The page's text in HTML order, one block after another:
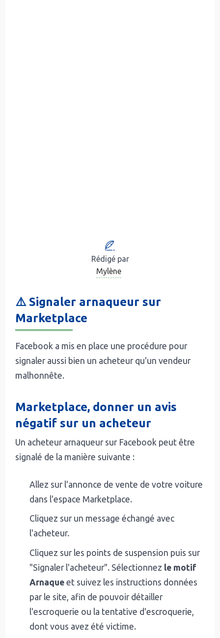
Rédigé par
Mylène
⚠️ Signaler arnaqueur sur
Marketplace
Facebook a mis en place une procédure pour
signaler aussi bien un acheteur qu'un vendeur
malhonnête.
Marketplace, donner un avis
négatif sur un acheteur
Un acheteur arnaqueur sur Facebook peut être
signalé de la manière suivante :
Allez sur l'annonce de vente de votre voiture
dans l'espace Marketplace.
Cliquez sur un message échangé avec
l'acheteur.
Cliquez sur les points de suspension puis sur
"Signaler l'acheteur". Sélectionnez le motif
Arnaque et suivez les instructions données
par le site, afin de pouvoir détailler
l'escroquerie ou la tentative d'escroquerie,
dont vous avez été victime.